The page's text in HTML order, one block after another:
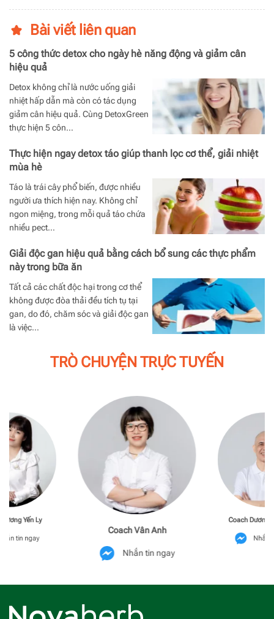
Bài viết liên quan
5 công thức detox cho ngày hè năng động và giảm cân
hiệu quả
Detox không chỉ là nước uống giải
nhiệt hấp dẫn mà còn có tác dụng
giảm cân hiệu quả. Cùng DetoxGreen
thực hiện 5 côn…
Thực hiện ngay detox táo giúp thanh lọc cơ thể, giải nhiệt
mùa hè
Táo là trái cây phổ biến, được nhiều
người ưa thích hiện nay. Không chỉ
ngon miệng, trong mỗi quả táo chứa
nhiều pect…
Giải độc gan hiệu quả bằng cách bổ sung các thực phẩm
này trong bữa ăn
Tất cả các chất độc hại trong cơ thể
không được đòa thải đều tích tụ tại
gan, do đó, chăm sóc và giải độc gan
là việc…
TRÒ CHUYỆN TRỰC TUYẾN
Coach Vân Anh
Nhắn tin ngay
Coach Dương
Nhắn
Yến Ly
tin ngay